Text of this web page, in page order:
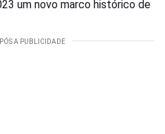
um novo marco histórico de